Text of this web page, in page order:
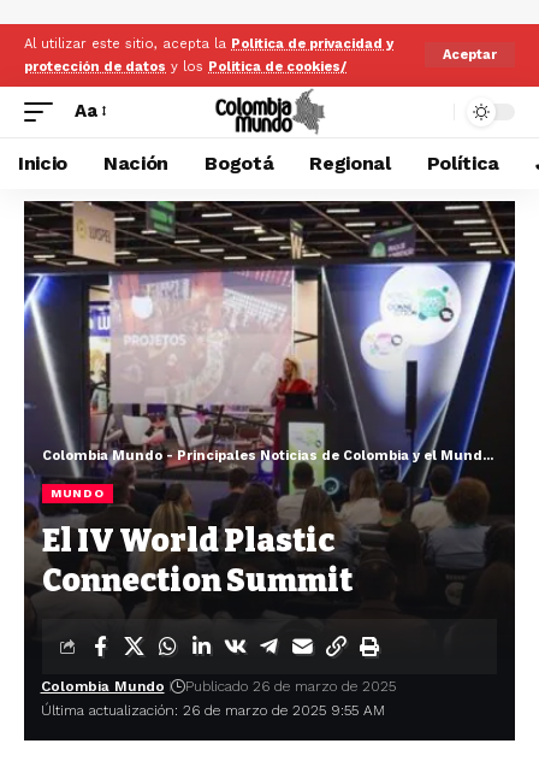
Al utilizar este sitio, acepta la Politica de privacidad y
protección de datos y los Politica de cookies/
Aceptar
Aa
Inicio Nación Bogotá Regional Política
Colombia Mundo - Principales Noticias de Colombia y el Mundo Hoy
MUNDO
El IV World Plastic
Connection Summit
Última actualización: 26 de marzo de 2025 9:55 AM
Colombia Mundo Publicado 26 de marzo de 2025